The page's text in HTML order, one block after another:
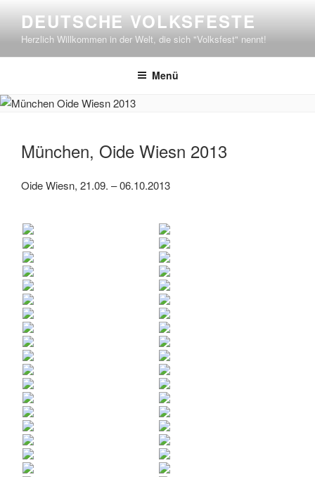
springen
DEUTSCHE VOLKSFESTE
Herzlich Willkommen in der Welt, die sich "Volksfest" nennt!
Menü
München, Oide Wiesn 2013
Oide Wiesn, 21.09. – 06.10.2013